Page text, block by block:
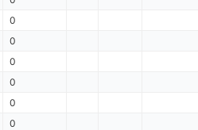
0
0
0
0
0
0